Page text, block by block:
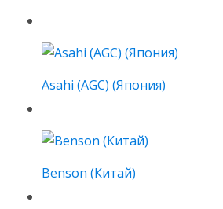
Asahi (AGC) (Япония)
Benson (Китай)